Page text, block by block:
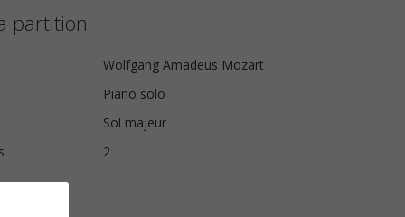
partition
Wolfgang Amadeus Mozart
Piano solo
Sol majeur
2